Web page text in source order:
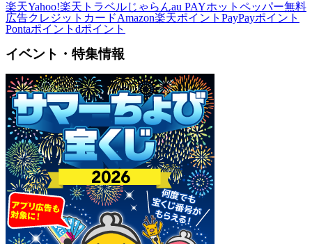
楽天Yahoo!楽天トラベルじゃらんau PAYホットペッパー無料
広告クレジットカードAmazon楽天ポイント PayPayポイント
Pontaポイント dポイント
イベント・特集情報